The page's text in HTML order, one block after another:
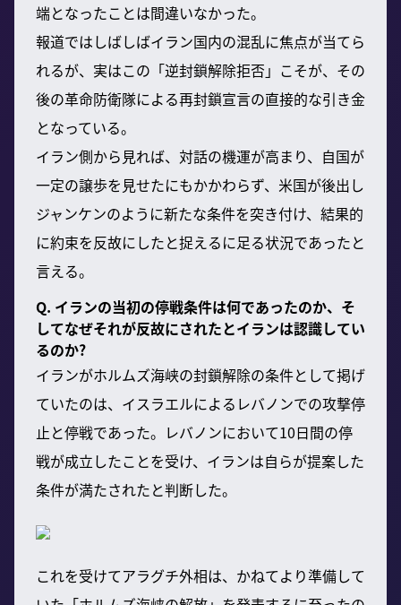
端となったことは間違いなかった。
報道ではしばしばイラン国内の混乱に焦点が当てら
れるが、実はこの「逆封鎖解除拒否」こそが、その
後の革命防衛隊による再封鎖宣言の直接的な引き金
となっている。
イラン側から見れば、対話の機運が高まり、自国が
一定の譲歩を見せたにもかかわらず、米国が後出し
ジャンケンのように新たな条件を突き付け、結果的
に約束を反故にしたと捉えるに足る状況であったと
言える。
Q. イランの当初の停戦条件は何であったのか、そ
してなぜそれが反故にされたとイランは認識してい
るのか?
イランがホルムズ海峡の封鎖解除の条件として掲げ
ていたのは、イスラエルによるレバノンでの攻撃停
止と停戦であった。レバノンにおいて10日間の停
戦が成立したことを受け、イランは自らが提案した
条件が満たされたと判断した。
これを受けてアラグチ外相は、かねてより準備して